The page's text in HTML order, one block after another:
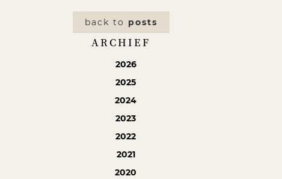
back to posts
ARCHIEF
2026
2025
2024
2023
2022
2021
2020